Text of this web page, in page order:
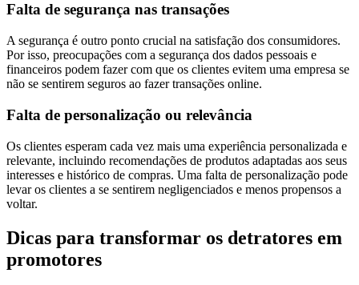
Falta de segurança nas transações
A segurança é outro ponto crucial na satisfação dos consumidores.
Por isso, preocupações com a segurança dos dados pessoais e
financeiros podem fazer com que os clientes evitem uma empresa se
não se sentirem seguros ao fazer transações online.
Falta de personalização ou relevância
Os clientes esperam cada vez mais uma experiência personalizada e
relevante, incluindo recomendações de produtos adaptadas aos seus
interesses e histórico de compras. Uma falta de personalização pode
levar os clientes a se sentirem negligenciados e menos propensos a
voltar.
Dicas para transformar os detratores em
promotores